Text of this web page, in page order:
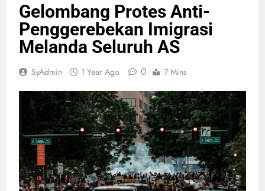
Gelombang Protes Anti-
Penggerebekan Imigrasi
Melanda Seluruh AS
SyAdmin 1 Year Ago 0 7 Mins